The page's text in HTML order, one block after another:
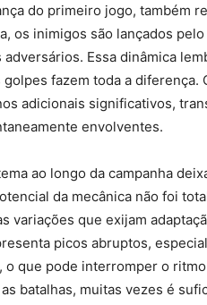
do primeiro jogo, também
os inimigos são lançados
Essa dinâmica
fazem toda a diferença.
adicionais significativos,
envolventes.
ao longo da campanha
da mecânica não foi
variações que exijam
picos abruptos,
que pode interromper o
batalhas, muitas vezes é